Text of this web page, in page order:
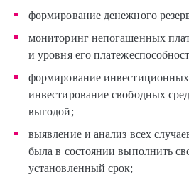
формирование денежного
мониторинг непогашенных
и уровня его
формирование
инвестирование свободных
выгодой;
выявление и анализ всех
была в состоянии выполнить
установленный срок;